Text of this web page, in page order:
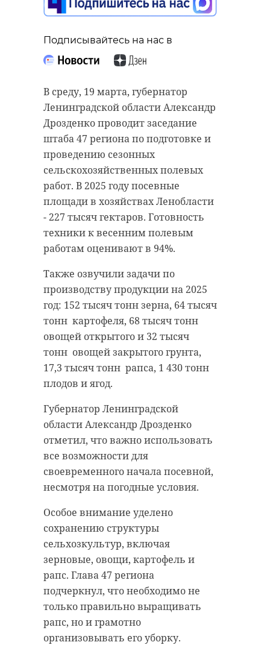
Подписывайтесь на нас в
В среду, 19 марта, губернатор
Ленинградской области Александр
Дрозденко проводит заседание
штаба 47 региона по подготовке и
проведению сезонных
сельскохозяйственных полевых
работ. В 2025 году посевные
площади в хозяйствах Ленобласти
- 227 тысяч гектаров. Готовность
техники к весенним полевым
работам оценивают в 94%.
Также озвучили задачи по
производству продукции на 2025
год: 152 тысяч тонн зерна, 64 тысяч
тонн картофеля, 68 тысяч тонн
овощей открытого и 32 тысяч
тонн овощей закрытого грунта,
17,3 тысяч тонн рапса, 1 430 тонн
плодов и ягод.
Губернатор Ленинградской
области Александр Дрозденко
отметил, что важно использовать
все возможности для
своевременного начала посевной,
несмотря на погодные условия.
Особое внимание уделено
сохранению структуры
сельхозкультур, включая
зерновые, овощи, картофель и
рапс. Глава 47 региона
подчеркнул, что необходимо не
только правильно выращивать
рапс, но и грамотно
организовывать его уборку.
Подписывайтесь на нас в
В Центральной избирательной
комиссии России наградили
победителей Всероссийской
олимпиады по избирательному
праву "Софиум".
Диплом первой степени получила
десятиклассница Ангелина
Лебедева из тосненской школы №
3 имени С. П. Тимофеева. Награду
ей вручил заместитель главы ЦИК
России Николай Булаев.
Призеров олимпиады включат в
государственный ресурс об
одаренных детях.
Одиннадцатиклассники получат
дополнительные баллы при
поступлении в Университет
имени О. Е. Кутафина, а
десятиклассников отправят в
"Артек".
После церемонии участников
пригласили на экскурсию по
зданию ЦИК и историческому
центру Москвы.
Подписывайтесь на нас в
В Ленобласти заранее начали
проверку готовности
оперативных служб к
паводковому и пожароопасному
сезону. Об этом в среду, 19 марта,
сообщил глава 47 региона
Александр Дрозденко.
Лесные пожары в этом году будет
мониторить 71 пожарно-
химическая станция. Установлена
147 видеокамера раннего
обнаружения возгораний,
покрытие - более 90% лесов,
подчеркнул губернатор. Впереди
учения по ликвидации лесных
пожаров. Кроме того,
сформирована карта зон
возникновения пожаров для
особого контроля.
К ликвидации паводков
привлекут 3 тысячи единиц
техники, 125 плавсредств и 27
личный состав.
Фото: губернатор Ленинградской
области Александр Дрозденко
пожароопасный сезон
паводки